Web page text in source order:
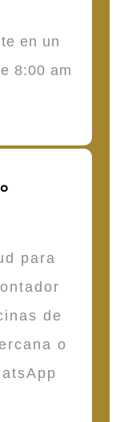
en un
8:00 am
para
de
o